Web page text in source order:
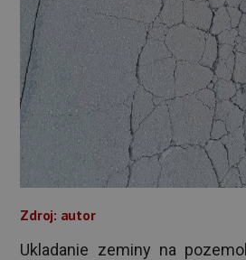
Zdroj: autor
Ukladanie zeminy na